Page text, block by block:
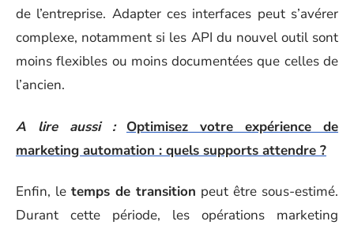
de l’entreprise. Adapter ces interfaces peut s’avérer
complexe, notamment si les API du nouvel outil sont
moins flexibles ou moins documentées que celles de
l’ancien.
A lire aussi :
Optimisez votre expérience de
marketing automation : quels supports attendre ?
Enfin, le temps de transition peut être sous-estimé.
Durant cette période, les opérations marketing